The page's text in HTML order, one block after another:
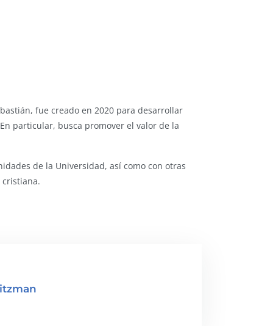
fue creado en 2020 para desarrollar
particular, busca promover el valor de la
de la Universidad, así como con otras